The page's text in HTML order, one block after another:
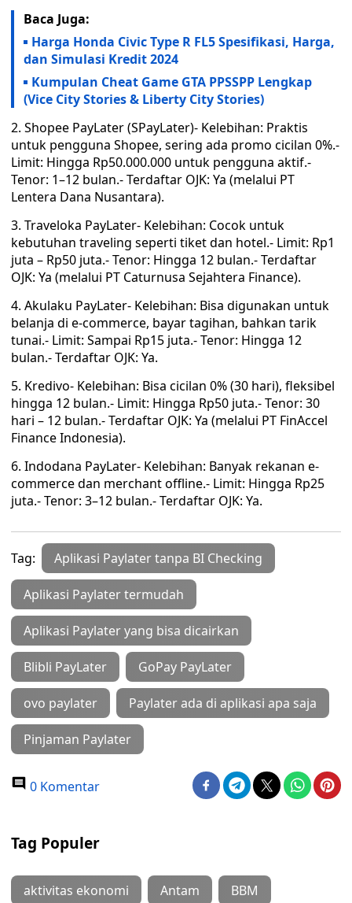
Baca Juga:
Harga Honda Civic Type R FL5 Spesifikasi, Harga,
dan Simulasi Kredit 2024
Kumpulan Cheat Game GTA PPSSPP Lengkap
(Vice City Stories & Liberty City Stories)
2. Shopee PayLater (SPayLater)- Kelebihan: Praktis
untuk pengguna Shopee, sering ada promo cicilan 0%.-
Limit: Hingga Rp50.000.000 untuk pengguna aktif.-
Tenor: 1–12 bulan.- Terdaftar OJK: Ya (melalui PT
Lentera Dana Nusantara).
3. Traveloka PayLater- Kelebihan: Cocok untuk
kebutuhan traveling seperti tiket dan hotel.- Limit: Rp1
juta – Rp50 juta.- Tenor: Hingga 12 bulan.- Terdaftar
OJK: Ya (melalui PT Caturnusa Sejahtera Finance).
4. Akulaku PayLater- Kelebihan: Bisa digunakan untuk
belanja di e-commerce, bayar tagihan, bahkan tarik
tunai.- Limit: Sampai Rp15 juta.- Tenor: Hingga 12
bulan.- Terdaftar OJK: Ya.
5. Kredivo- Kelebihan: Bisa cicilan 0% (30 hari), fleksibel
hingga 12 bulan.- Limit: Hingga Rp50 juta.- Tenor: 30
hari – 12 bulan.- Terdaftar OJK: Ya (melalui PT FinAccel
Finance Indonesia).
6. Indodana PayLater- Kelebihan: Banyak rekanan e-
commerce dan merchant offline.- Limit: Hingga Rp25
juta.- Tenor: 3–12 bulan.- Terdaftar OJK: Ya.
Tag: Aplikasi Paylater tanpa BI Checking
Aplikasi Paylater termudah
Aplikasi Paylater yang bisa dicairkan
Blibli PayLater GoPay PayLater
ovo paylater Paylater ada di aplikasi apa saja
Pinjaman Paylater
0 Komentar
Tag Populer
aktivitas ekonomi Antam BBM